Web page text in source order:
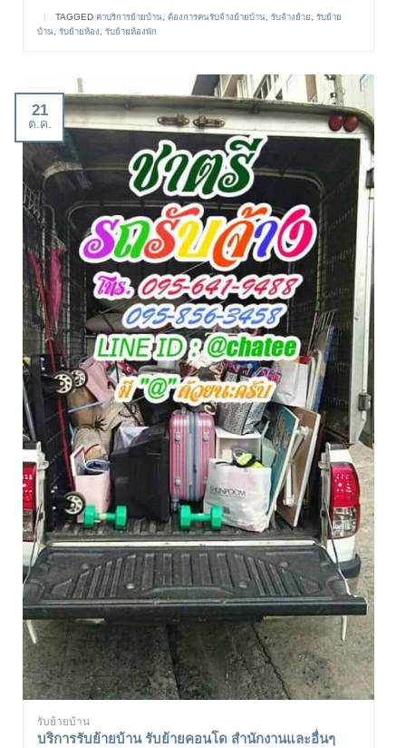
| TAGGED ค่าบริการย้ายบ้าน ต้องการคนรับจ้างย้ายบ้าน รับจ้างย้าย
รับย้าย
บ้าน รับย้ายห้อง รับย้ายห้องพัก
21
ต.ค.
รับย้ายบ้าน
บริการรับย้ายบ้าน รับย้ายคอนโด สำนักงานและอื่นๆ